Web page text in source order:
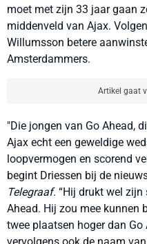
moet met zijn 33 jaar gaan
middenveld van Ajax.
Willumsson betere
Amsterdammers.
Artikel gaat
"Die jongen van Go Ahead,
Ajax echt een geweldige
loopvermogen en scorend
begint Driessen bij de
Telegraaf. “Hij drukt wel zijn
Ahead. Hij zou mee kunnen
twee plaatsen hoger dan Go